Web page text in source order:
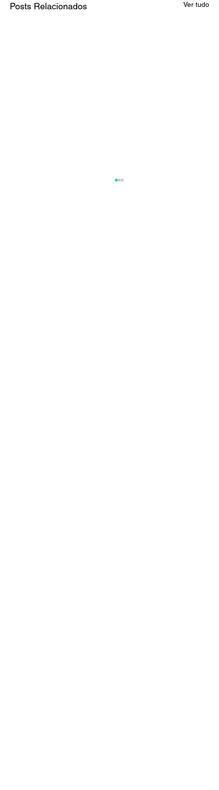
Posts Relacionados Ver tudo